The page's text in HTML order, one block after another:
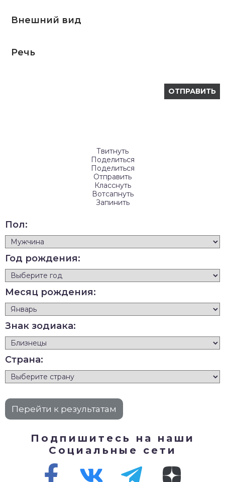
Внешний вид
Речь
Твитнуть
Поделиться
Поделиться
Отправить
Класснуть
Вотсапнуть
Запинить
Пол:
Год рождения:
Месяц рождения:
Знак зодиака:
Страна:
Подпишитесь на наши
Социальные сети